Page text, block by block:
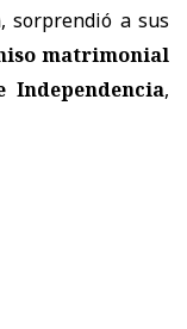
sorprendió a sus
matrimonial
Independencia,